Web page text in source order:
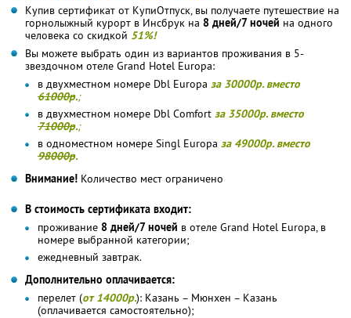
Купив сертификат от КупиОтпуск, вы получаете путешествие на
горнолыжный курорт в Инсбрук на 8 дней/7 ночей на одного
человека со скидкой 51%!
Вы можете выбрать один из вариантов проживания в 5-
звездочном отеле Grand Hotel Europa:
в двухместном номере Dbl Europa за 30000р. вместо
61000р.;
в двухместном номере Dbl Comfort за 35000р. вместо
71000р.;
в одноместном номере Singl Europa за 49000р. вместо
98000р.
Внимание! Количество мест ограничено
В стоимость сертификата входит:
проживание 8 дней/7 ночей в отеле Grand Hotel Europa, в
номере выбранной категории;
ежедневный завтрак.
Дополнительно оплачивается:
перелет (от 14000р.): Казань – Мюнхен – Казань
(оплачивается самостоятельно);